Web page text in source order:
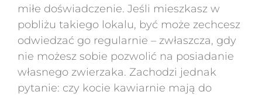
miłe doświadczenie. Jeśli mieszkasz w
pobliżu takiego lokalu, być może zechcesz
odwiedzać go regularnie – zwłaszcza, gdy
nie możesz sobie pozwolić na posiadanie
własnego zwierzaka. Zachodzi jednak
pytanie: czy kocie kawiarnie mają do